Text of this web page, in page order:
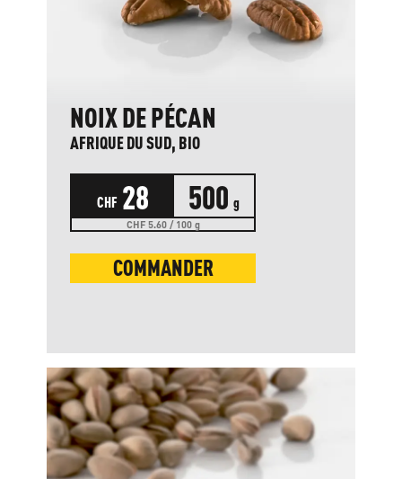
NOIX DE PÉCAN
AFRIQUE DU SUD, BIO
CHF 28 500 g
CHF 5.60 / 100 g
COMMANDER